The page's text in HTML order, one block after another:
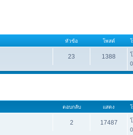
หัวข้อ โพสต์
23 1388
ตอบกลับ แสดง
2 17487